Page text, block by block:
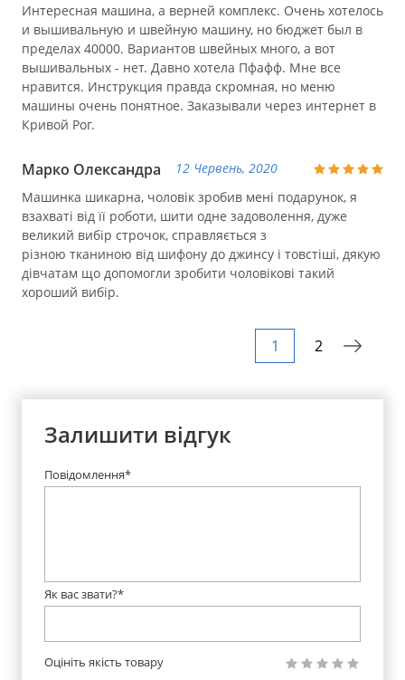
Интересная машина, а верней комплекс. Очень хотелось
и вышивальную и швейную машину, но бюджет был в
пределах 40000. Вариантов швейных много, а вот
вышивальных - нет. Давно хотела Пфафф. Мне все
нравится. Инструкция правда скромная, но меню
машины очень понятное. Заказывали через интернет в
Кривой Рог.
Марко Олександра
12 Червень, 2020
Машинка шикарна, чоловік зробив мені подарунок, я
взахваті від її роботи, шити одне задоволення, дуже
великий вибір строчок, справляється з
різною тканиною від шифону до джинсу і товстіші, дякую
дівчатам що допомогли зробити чоловікові такий
хороший вибір.
1 2
Залишити відгук
Повідомлення*
Як вас звати?*
Оцініть якість товару